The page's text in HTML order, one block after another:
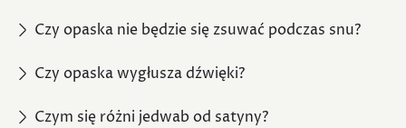
Czy opaska nie będzie się zsuwać podczas snu?
Czy opaska wygłusza dźwięki?
Czym się różni jedwab od satyny?